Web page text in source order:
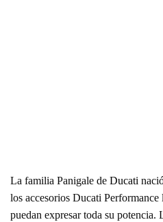
La familia Panigale de Ducati
los accesorios Ducati Performance
puedan expresar toda su